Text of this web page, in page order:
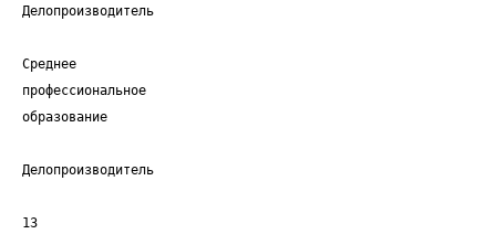
Делопроизводитель
Среднее
профессиональное
образование
Делопроизводитель
13